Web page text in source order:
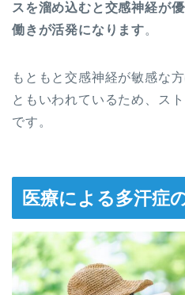
スを溜め込むと交感神経が
働きが活発になります。
もともと交感神経が敏感な
ともいわれているため、ス
です。
医療による多汗症